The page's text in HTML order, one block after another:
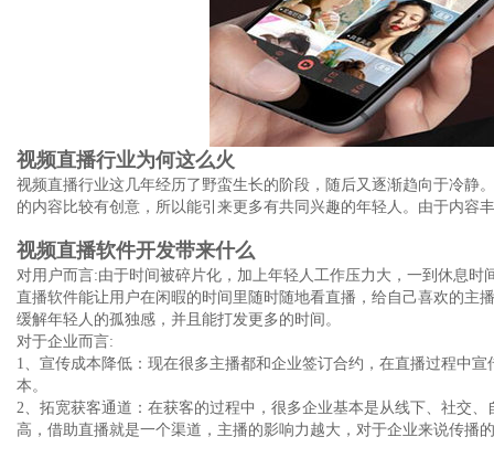
视频直播行业为何这么火
视频直播行业这几年经历了野蛮生长的阶段，随后又逐渐趋向于冷静
的内容比较有创意，所以能引来更多有共同兴趣的年轻人。由于内容
视频直播软件开发带来什么
对用户而言:由于时间被碎片化，加上年轻人工作压力大，一到休息
直播软件能让用户在闲暇的时间里随时随地看直播，给自己喜欢的主
缓解年轻人的孤独感，并且能打发更多的时间。
对于企业而言:
1、宣传成本降低：现在很多主播都和企业签订合约，在直播过程中
本。
2、拓宽获客通道：在获客的过程中，很多企业基本是从线下、社交
高，借助直播就是一个渠道，主播的影响力越大，对于企业来说传播